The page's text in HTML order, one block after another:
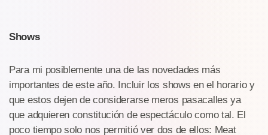
Shows
Para mi posiblemente una de las novedades más
importantes de este año. Incluir los shows en el horario y
que estos dejen de considerarse meros pasacalles ya
que adquieren constitución de espectáculo como tal. El
poco tiempo solo nos permitió ver dos de ellos: Meat